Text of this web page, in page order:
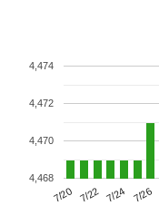
7/20 7/22 7/24 7/26
4,468
4,470
4,472
4,474